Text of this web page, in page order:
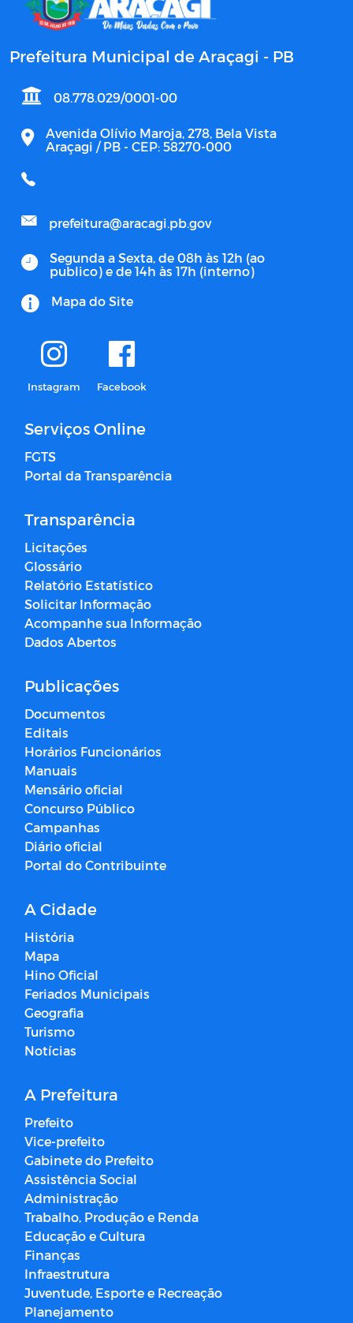
Prefeitura Municipal de Araçagi - PB
08.778.029/0001-00
Avenida Olívio Maroja, 278, Bela Vista
Araçagi / PB - CEP: 58270-000
prefeitura@aracagi.pb.gov
Segunda a Sexta, de 08h às 12h (ao
publico) e de 14h às 17h (interno)
Mapa do Site
Instagram Facebook
Serviços Online
FGTS
Portal da Transparência
Transparência
Licitações
Glossário
Relatório Estatístico
Solicitar Informação
Acompanhe sua Informação
Dados Abertos
Publicações
Documentos
Editais
Horários Funcionários
Manuais
Mensário oficial
Concurso Público
Campanhas
Diário oficial
Portal do Contribuinte
A Cidade
História
Mapa
Hino Oficial
Feriados Municipais
Geografia
Turismo
Notícias
A Prefeitura
Prefeito
Vice-prefeito
Gabinete do Prefeito
Assistência Social
Administração
Trabalho, Produção e Renda
Educação e Cultura
Finanças
Infraestrutura
Juventude, Esporte e Recreação
Planejamento